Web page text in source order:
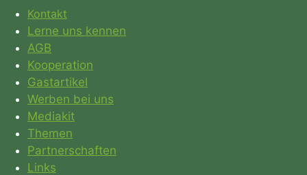
Kontakt
Lerne uns kennen
AGB
Kooperation
Gastartikel
Werben bei uns
Mediakit
Themen
Partnerschaften
Links